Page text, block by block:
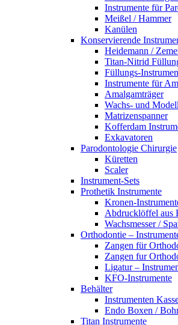
Instrumente für
Meißel / Hammer
Kanülen
Konservierende
Heidemann /
Titan-Nitrid
Füllungs-
Instrumente für
Amalgamträger
Wachs- und
Matrizenspanner
Kofferdam
Exkavatoren
Parodontologie Chirurgie
Küretten
Scaler
Instrument-Sets
Prothetik Instrumente
Kronen-
Abdrucklöffel aus
Wachsmesser /
Orthodontie –
Zangen für
Zangen fur
Ligatur –
KFO-Instrumente
Behälter
Instrumenten
Endo Boxen /
Titan Instrumente